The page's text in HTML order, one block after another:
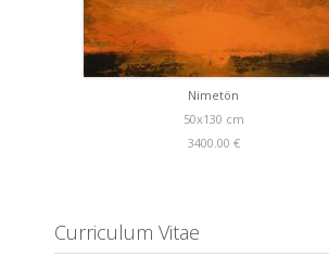
Nimetön
50x130 cm
3400.00 €
Curriculum Vitae